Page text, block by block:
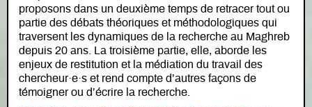
proposons dans un deuxième temps de retracer tout ou
partie des débats théoriques et méthodologiques qui
traversent les dynamiques de la recherche au Maghreb
depuis 20 ans. La troisième partie, elle, aborde les
enjeux de restitution et la médiation du travail des
chercheur·e·s et rend compte d’autres façons de
témoigner ou d’écrire la recherche.